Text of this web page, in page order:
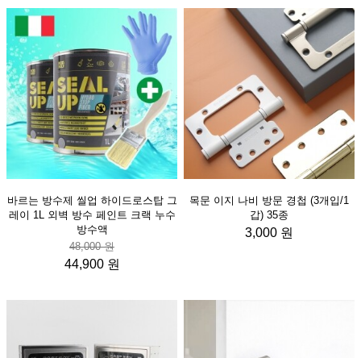
바르는 방수제 씰업 하이드로스탑 그
레이 1L 외벽 방수 페인트 크랙 누수
방수액
48,000 원
44,900 원
목문 이지 나비 방문 경첩 (3개입/1
갑) 35종
3,000 원